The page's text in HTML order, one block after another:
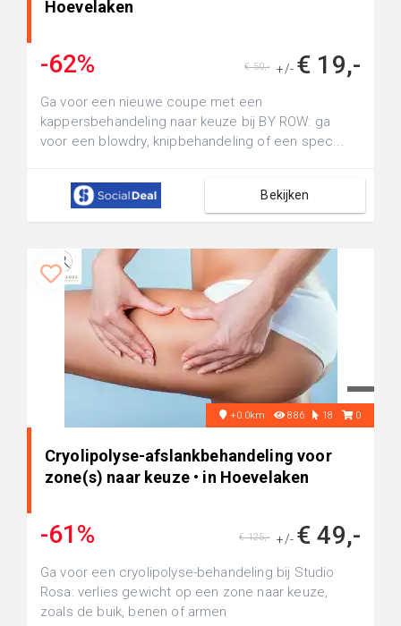
Hoevelaken
-62% +/- € 19,-
€ 50,-
Ga voor een nieuwe coupe met een
kappersbehandeling naar keuze bij BY ROW: ga
voor een blowdry, knipbehandeling of een spec...
Bekijken
+0.0km 886 18 0
Cryolipolyse-afslankbehandeling voor
zone(s) naar keuze • in Hoevelaken
-61% +/- € 49,-
€ 125,-
Ga voor een cryolipolyse-behandeling bij Studio
Rosa: verlies gewicht op een zone naar keuze,
zoals de buik, benen of armen